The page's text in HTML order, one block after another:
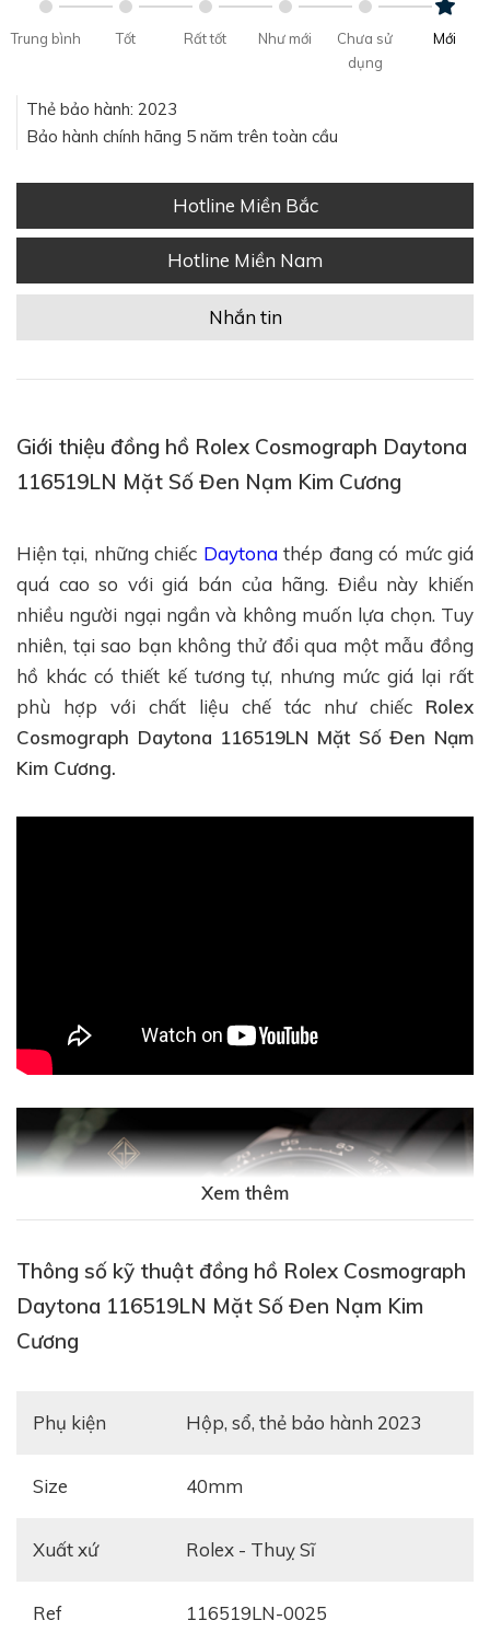
Trung bình Tốt Rất tốt Như mới
Chưa sử
dụng
Mới
Thẻ bảo hành: 2023
Bảo hành chính hãng 5 năm trên toàn cầu
Hotline Miền Bắc
Hotline Miền Nam
Nhắn tin
Giới thiệu đồng hồ Rolex Cosmograph Daytona
116519LN Mặt Số Đen Nạm Kim Cương
Hiện tại, những chiếc Daytonathép đang có mức giá
quá cao so với giá bán của hãng. Điều này khiến
nhiều người ngại ngần và không muốn lựa chọn. Tuy
nhiên, tại sao bạn không thử đổi qua một mẫu đồng
hồ khác có thiết kế tương tự, nhưng mức giá lại rất
phù hợp với chất liệu chế tác như chiếc Rolex
Cosmograph Daytona 116519LN Mặt Số Đen Nạm
Kim Cương.
Xem thêm
Thông số kỹ thuật đồng hồ Rolex Cosmograph
Daytona 116519LN Mặt Số Đen Nạm Kim
Cương
Phụ kiện Hộp, sổ, thẻ bảo hành 2023
Size 40mm
Xuất xứ Rolex - Thuỵ Sĩ
Ref 116519LN-0025